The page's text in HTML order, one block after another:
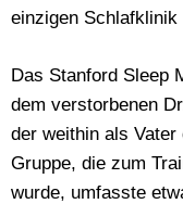
einzigen Schlafklinik
Das Stanford Sleep
dem verstorbenen
der weithin als
Gruppe, die zum
wurde, umfasste